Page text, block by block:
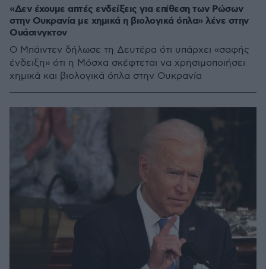
«Δεν έχουμε απτές ενδείξεις για επίθεση των Ρώσων
στην Ουκρανία με χημικά η βιολογικά όπλα» λένε στην
Ουάσινγκτον
O Μπάιντεν δήλωσε τη Δευτέρα ότι υπάρχει «σαφής
ένδειξη» ότι η Μόσχα σκέφτεται να χρησιμοποιήσει
χημικά και βιολογικά όπλα στην Ουκρανία